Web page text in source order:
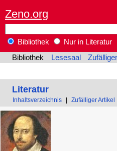
Zeno.org
Bibliothek
Nur in Literatur
Bibliothek
Lesesaal
Literatur
Inhaltsverzeichnis Zufälliger Artikel